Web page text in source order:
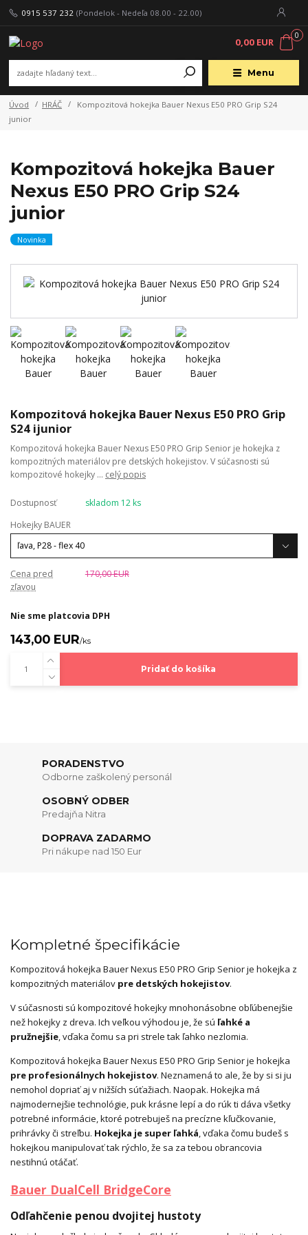
Menu
0915 537 232 (Pondelok - Nedeľa 08.00 - 22.00)
0
0,00 EUR
Úvod HRÁČ
Kompozitová hokejka Bauer Nexus E50 PRO Grip S24
junior
Kompozitová hokejka Bauer
Nexus E50 PRO Grip S24
junior
Novinka
Kompozitová hokejka Bauer Nexus E50 PRO Grip
S24 ijunior
Kompozitová hokejka Bauer Nexus E50 PRO Grip Senior je hokejka z
kompozitných materiálov pre detských hokejistov. V súčasnosti sú
kompozitové hokejky ... celý popis
Dostupnosť
skladom 12 ks
Hokejky BAUER
Cena pred
zľavou
170,00 EUR
Nie sme platcovia DPH
143,00 EUR/ks
Pridať do košíka
PORADENSTVO
Odborne zaškolený personál
OSOBNÝ ODBER
Predajňa Nitra
DOPRAVA ZADARMO
Pri nákupe nad 150 Eur
Kompletné špecifikácie
Kompozitová hokejka Bauer Nexus E50 PRO Grip Senior je hokejka z
kompozitných materiálov pre detských hokejistov.
V súčasnosti sú kompozitové hokejky mnohonásobne obľúbenejšie
než hokejky z dreva. Ich veľkou výhodou je, že sú ľahké a
pružnejšie, vďaka čomu sa pri strele tak ľahko nezlomia.
Kompozitová hokejka Bauer Nexus E50 PRO Grip Senior je hokejka
pre profesionálnych hokejistov. Neznamená to ale, že by si si ju
nemohol dopriať aj v nižších súťažiach. Naopak. Hokejka má
najmodernejšie technológie, puk krásne lepí a do rúk ti dáva všetky
potrebné informácie, ktoré potrebuješ na precízne kľučkovanie,
prihrávky či streľbu. Hokejka je super ľahká, vďaka čomu budeš s
hokejkou manipulovať tak rýchlo, že sa za tebou obrancovia
nestihnú otáčať.
Bauer DualCell BridgeCore
Odľahčenie penou dvojitej hustoty